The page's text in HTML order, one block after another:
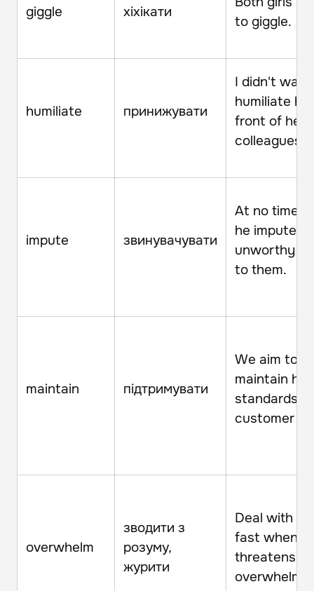
giggle хіхікати
to giggle.
humiliate принижувати
I didn't
humiliate
front of her
colleagues.
impute звинувачувати
At no time
he impute
unworthy
to them.
maintain підтримувати
We aim to
maintain
standards of
customer
overwhelm
зводити з
розуму,
журити
Deal with
fast
threatens to
overwhelm